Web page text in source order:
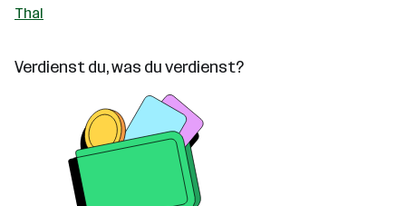
Thal
Verdienst du, was du verdienst?